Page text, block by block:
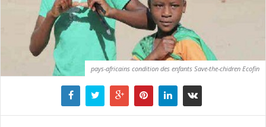
pays-africains condition des enfants Save-the-chidren Ecofin